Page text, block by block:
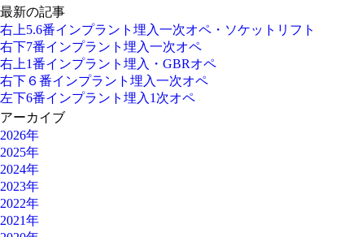
最新の記事
右上5.6番インプラント埋入一次オペ・ソケットリフト
右下7番インプラント埋入一次オペ
右上1番インプラント埋入・GBRオペ
右下６番インプラント埋入一次オペ
左下6番インプラント埋入1次オペ
アーカイブ
2026年
2025年
2024年
2023年
2022年
2021年